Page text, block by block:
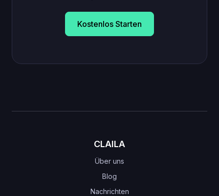
Kostenlos Starten
CLAILA
Über uns
Blog
Nachrichten